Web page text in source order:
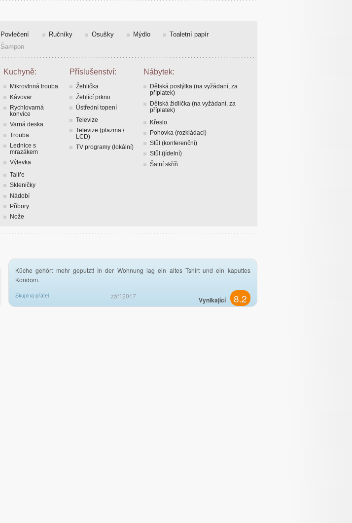
Povlečení Ručníky Osušky Mýdlo
Toaletní papír
Šampon
Kuchyně: Příslušenství: Nábytek:
Mikrovlnná trouba
Kávovar
Rychlovarná
konvice
Varná deska
Trouba
Lednice s
mrazákem
Výlevka
Talíře
Skleničky
Nádobí
Příbory
Nože
Žehlička
Žehlící prkno
Ústřední topení
Televize
Televize (plazma /
LCD)
TV programy (lokální)
Dětská postýlka (na vyžádaní, za
příplatek)
Dětská židlička (na vyžádaní, za
příplatek)
Křeslo
Pohovka (rozkládací)
Stůl (konferenční)
Stůl (jídelní)
Šatní skříň
Küche gehört mehr geputzt! In der Wohnung lag ein altes Tshirt und ein kaputtes
Kondom.
Skupina přátel
Vynikající 8.2
září 2017